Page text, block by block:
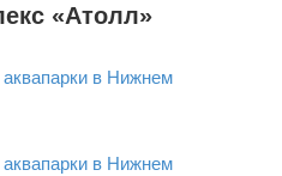
«Атолл»